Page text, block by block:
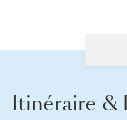
Copenhague à
Itinéraire &